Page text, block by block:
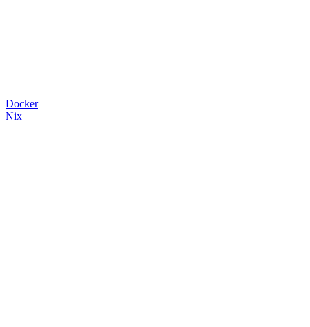
Docker
Nix